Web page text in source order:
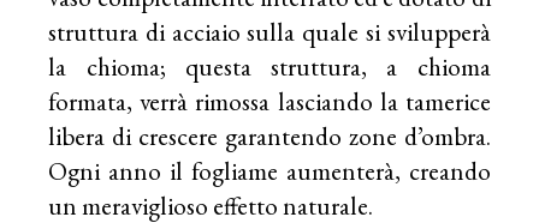
struttura di acciaio sulla quale si svilupperà
la chioma; questa struttura, a chioma
formata, verrà rimossa lasciando la tamerice
libera di crescere garantendo zone d’ombra.
Ogni anno il fogliame aumenterà, creando
un meraviglioso effetto naturale.